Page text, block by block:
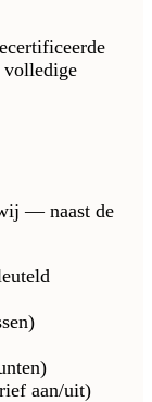
volledige
— naast de
aan/uit)